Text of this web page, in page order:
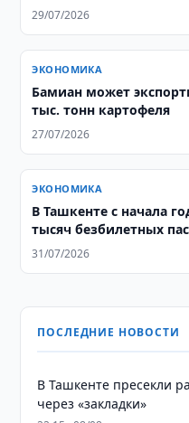
29/07/2026
ЭКОНОМИКА
Бамиан может
тыс. тонн картофеля
27/07/2026
ЭКОНОМИКА
В Ташкенте с начала
тысяч безбилетных
31/07/2026
ПОСЛЕДНИЕ НОВОСТИ
В Ташкенте пресекли
через «закладки»